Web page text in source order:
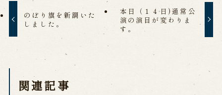
予約
メールフォームから予約
求人情報
のぼり旗を新調いた
しました。
本日（１４日)通常公
演の演目が変わりま
す。
関連記事